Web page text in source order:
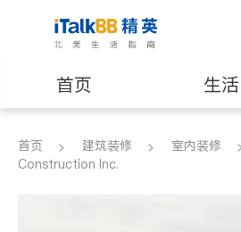
首页 生活
医生 律师
首页 建筑装修 室内装修
Construction Inc.